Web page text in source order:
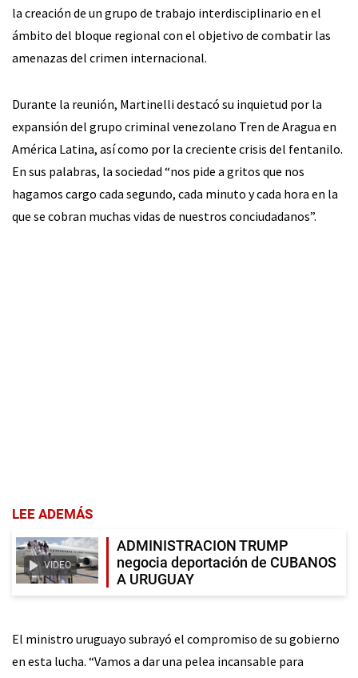
la creación de un grupo de trabajo interdisciplinario en el
ámbito del bloque regional con el objetivo de combatir las
amenazas del crimen internacional.
Durante la reunión, Martinelli destacó su inquietud por la
expansión del grupo criminal venezolano Tren de Aragua en
América Latina, así como por la creciente crisis del fentanilo.
En sus palabras, la sociedad “nos pide a gritos que nos
hagamos cargo cada segundo, cada minuto y cada hora en la
que se cobran muchas vidas de nuestros conciudadanos”.
LEE ADEMÁS
VIDEO
ADMINISTRACION TRUMP
negocia deportación de CUBANOS
A URUGUAY
El ministro uruguayo subrayó el compromiso de su gobierno
en esta lucha. “Vamos a dar una pelea incansable para